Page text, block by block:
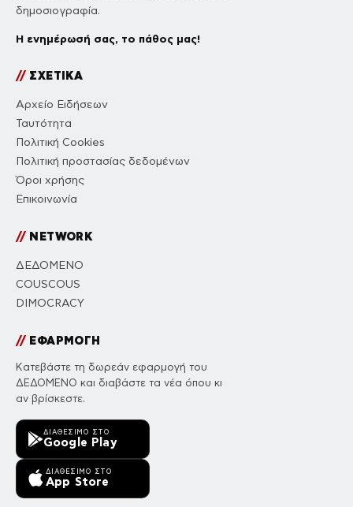
δημοσιογραφία.
Η ενημέρωσή σας, το πάθος μας!
//ΣΧΕΤΙΚΑ
Αρχείο Ειδήσεων
Ταυτότητα
Πολιτική Cookies
Πολιτική προστασίας δεδομένων
Όροι χρήσης
Επικοινωνία
//NETWORK
ΔΕΔΟΜΕΝΟ
COUSCOUS
DIMOCRACY
//ΕΦΑΡΜΟΓΗ
Κατεβάστε τη δωρεάν εφαρμογή του
ΔΕΔΟΜΕΝΟ και διαβάστε τα νέα όπου κι
αν βρίσκεστε.
ΔΙΑΘΈΣΙΜΟ ΣΤΟ
Google Play
ΔΙΑΘΈΣΙΜΟ ΣΤΟ
App Store